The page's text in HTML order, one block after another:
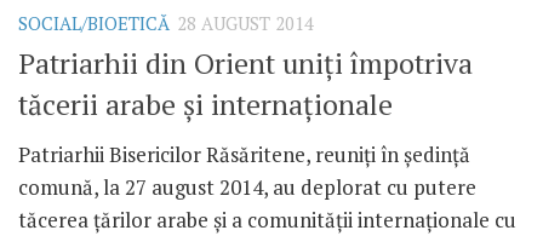
SOCIAL/BIOETICĂ 28 AUGUST 2014
Patriarhii din Orient uniţi împotriva
tăcerii arabe şi internaţionale
Patriarhii Bisericilor Răsăritene, reuniţi în şedinţă
comună, la 27 august 2014, au deplorat cu putere
tăcerea ţărilor arabe şi a comunităţii internaţionale cu